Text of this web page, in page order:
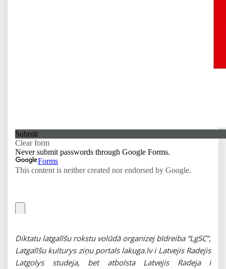
Diktatu latgalīšu rokstu volūdā organizej bīdreiba “LgSC”,
Latgalīšu kulturys ziņu portals lakuga.lv i Latvejis Radejis
Latgolys studeja, bet atbolsta Latvejis Radeja i